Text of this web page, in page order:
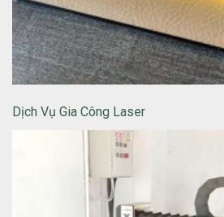
Dịch Vụ Gia Công Laser